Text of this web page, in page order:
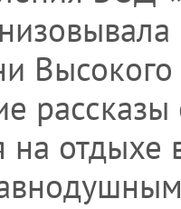
отдыхе